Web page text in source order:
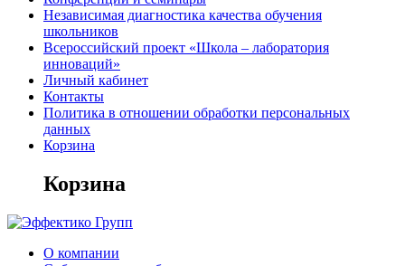
Независимая диагностика качества обучения
школьников
Всероссийский проект «Школа – лаборатория
инноваций»
Личный кабинет
Контакты
Политика в отношении обработки персональных
данных
Корзина
Корзина
О компании